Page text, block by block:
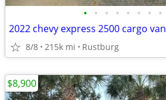
• • • • • • • •
2022 chevy express 2500 cargo van
8/8 215k mi Rustburg
$8,900